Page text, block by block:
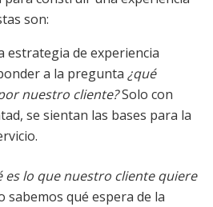
son:
estrategia de experiencia
a la pregunta¿qué
nuestro cliente?Solo con
se sientan las bases para la
es lo que nuestro cliente quiere
sabemos qué espera de la